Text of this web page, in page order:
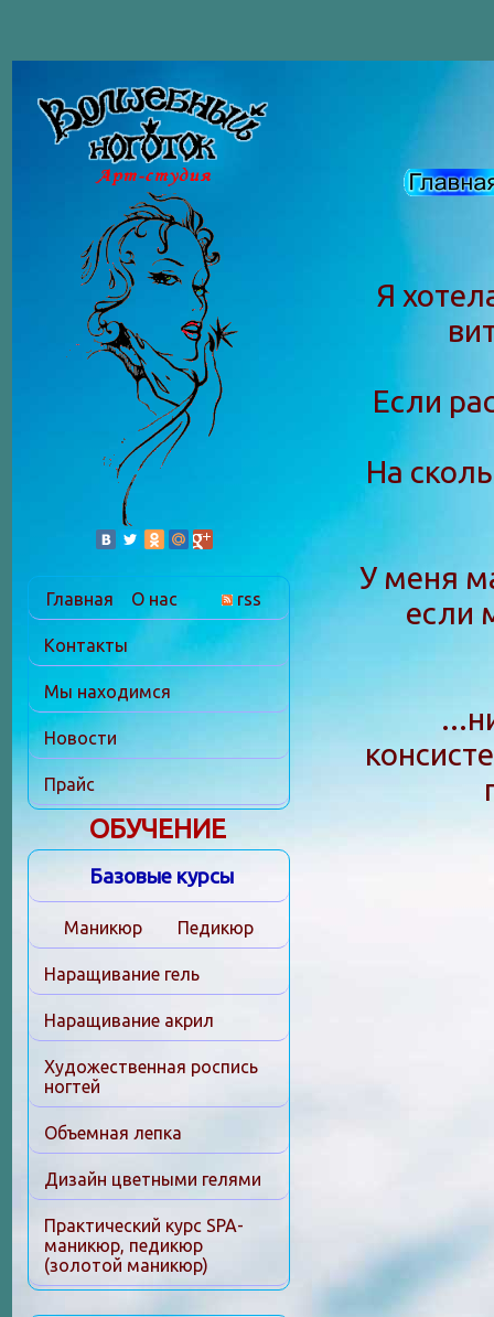
Я
Если
На
У меня
если
Главная О нас rss
Контакты
Мы находимся
Новости
Прайс
ОБУЧЕНИЕ
Базовые курсы
Маникюр Педикюр
Наращивание гель
Наращивание акрил
Художественная роспись
ногтей
Объемная лепка
Дизайн цветными гелями
Практический курс SPA-
маникюр, педикюр
(золотой маникюр)